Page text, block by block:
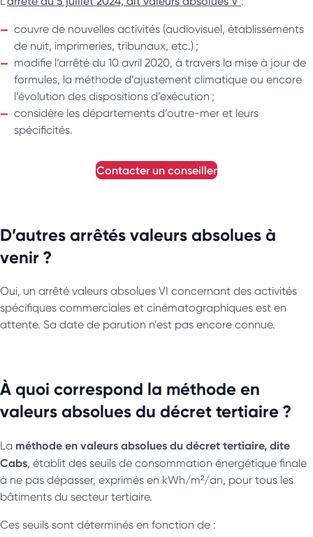
couvre de nouvelles activités (audiovisuel, établissements
de nuit, imprimeries, tribunaux, etc.) ;
modifie l’arrêté du 10 avril 2020, à travers la mise à jour de
formules, la méthode d’ajustement climatique ou encore
l’évolution des dispositions d’exécution ;
considère les départements d’outre-mer et leurs
spécificités.
contacter un conseiller
D’autres arrêtés valeurs absolues à
venir ?
Oui, un arrêté valeurs absolues VI concernant des activités
spécifiques commerciales et cinématographiques est en
attente. Sa date de parution n’est pas encore connue.
À quoi correspond la méthode en
valeurs absolues du décret tertiaire ?
La méthode en valeurs absolues du décret tertiaire, dite
Cabs, établit des seuils de consommation énergétique finale
à ne pas dépasser, exprimés en kWh/m²/an, pour tous les
bâtiments du secteur tertiaire.
Ces seuils sont déterminés en fonction de :